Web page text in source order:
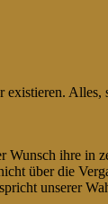
Alles,
ihre in
über die
unserer